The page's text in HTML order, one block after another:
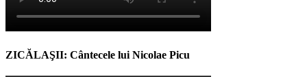
ZICĂLAŞII: Cântecele lui Nicolae Picu